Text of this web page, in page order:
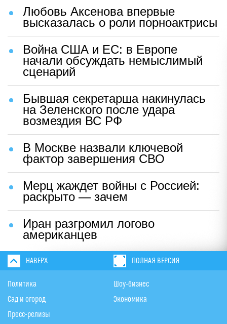
Любовь Аксенова впервые
высказалась о роли порноактрисы
Война США и ЕС: в Европе
начали обсуждать немыслимый
сценарий
Бывшая секретарша накинулась
на Зеленского после удара
возмездия ВС РФ
В Москве назвали ключевой
фактор завершения СВО
Мерц жаждет войны с Россией:
раскрыто — зачем
Иран разгромил логово
американцев
НАВЕРХ ПОЛНАЯ ВЕРСИЯ
Политика
Сад и огород
Пресс-релизы
Шоу-бизнес
Экономика